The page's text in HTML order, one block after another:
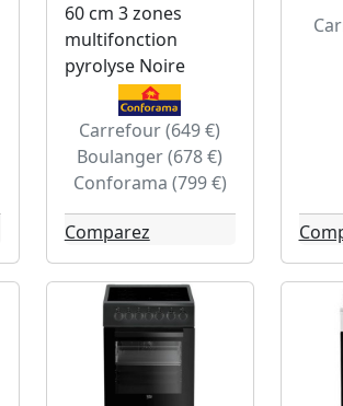
60 cm 3 zones
multifonction
pyrolyse Noire
Carrefour (649 €)
Boulanger (678 €)
Conforama (799 €)
Comparez